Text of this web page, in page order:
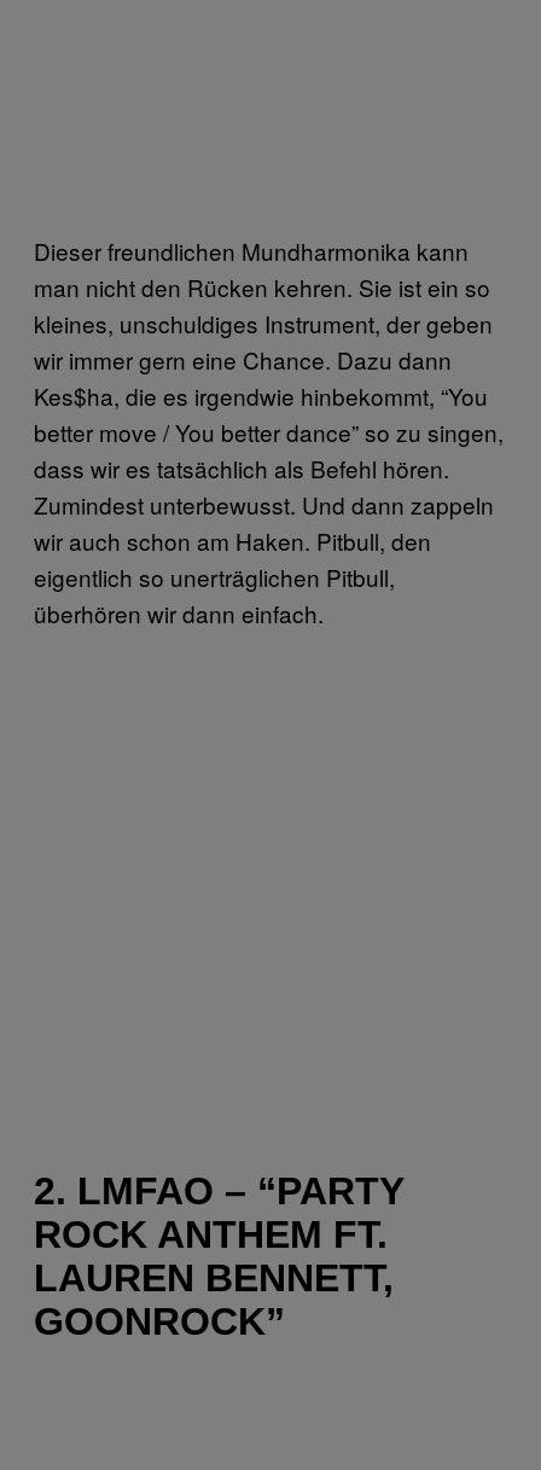
Dieser freundlichen Mundharmonika kann
man nicht den Rücken kehren. Sie ist ein so
kleines, unschuldiges Instrument, der geben
wir immer gern eine Chance. Dazu dann
Kes$ha, die es irgendwie hinbekommt, “You
better move / You better dance” so zu singen,
dass wir es tatsächlich als Befehl hören.
Zumindest unterbewusst. Und dann zappeln
wir auch schon am Haken. Pitbull, den
eigentlich so unerträglichen Pitbull,
überhören wir dann einfach.
2. LMFAO – “PARTY
ROCK ANTHEM FT.
LAUREN BENNETT,
GOONROCK”